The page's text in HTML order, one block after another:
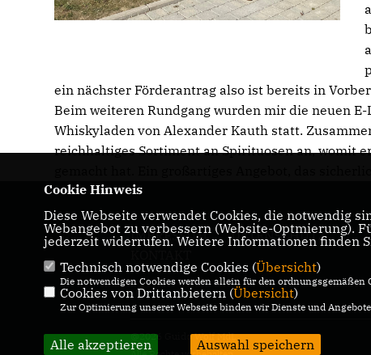
ein nächster Förderantrag also ist bereits in
Beim weiteren Rundgang wurden mir die neuen
Whiskyladen von Alexander Kauth statt.
reichhaltiges Sortiment an Spirituosen an, womit
IMPRESSUM
DATENSCHUTZ
@2026 Guido Wolf MdL
Cookie Hinweis
Diese Webseite verwendet Cookies, die notwendig
Webangebot zu verbessern (Website-Optmierung).
jederzeit widerrufen. Weitere Informationen finden
Technisch notwendige Cookies (Übersicht)
Die notwendigen Cookies werden allein für den ordnungsgemäßen
Cookies von Drittanbietern (Übersicht)
Zur Optimierung unserer Webseite binden wir Dienste und
Alle akzeptieren Auswahl speichern